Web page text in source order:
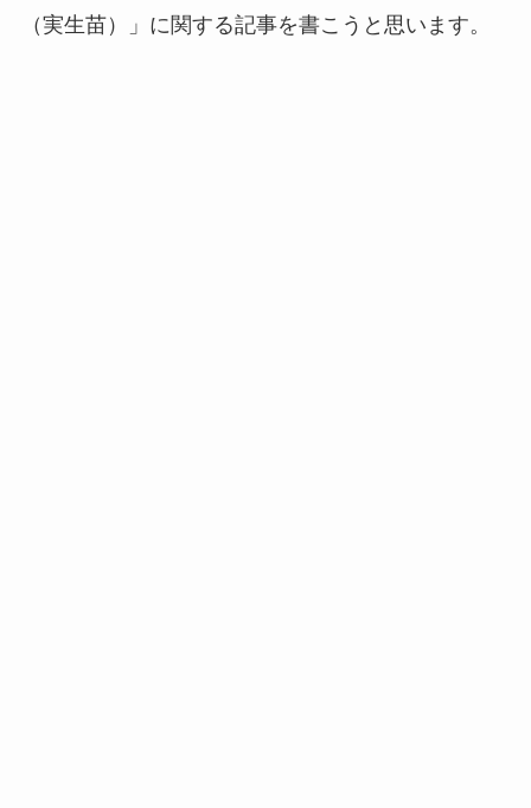
（実生苗）」 に関する記事を書こうと思います。